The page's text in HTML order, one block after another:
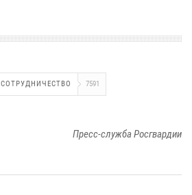
СОТРУДНИЧЕСТВО 7591
Пресс-служба Росгвардии